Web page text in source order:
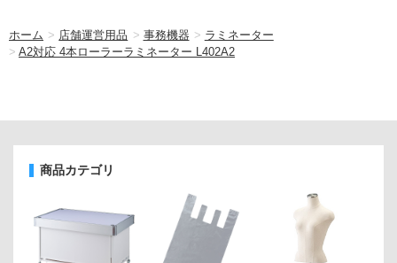
ホーム > 店舗運営用品 > 事務機器 > ラミネーター
> A2対応 4本ローラーラミネーター L402A2
商品カテゴリ